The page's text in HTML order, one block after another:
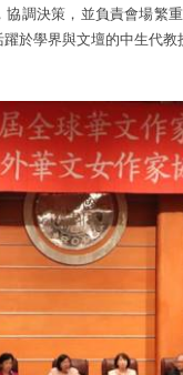
協調決策，並負責會場繁
於學界與文壇的中生代教